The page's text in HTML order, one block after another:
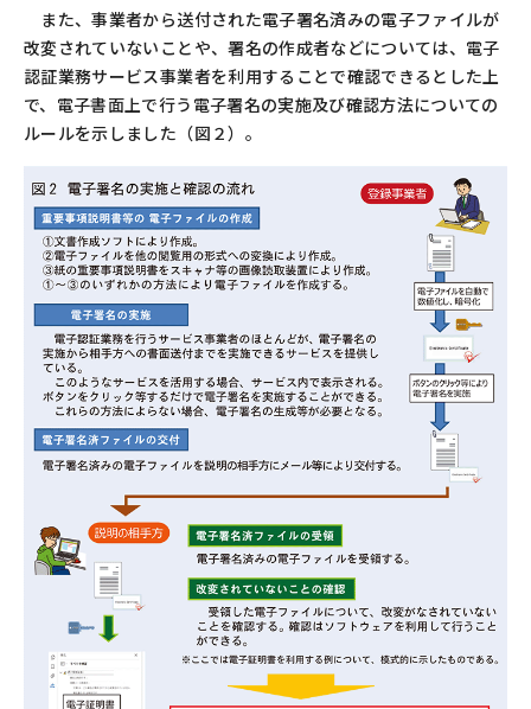
また、事業者から送付された電子署名済みの電子ファイルが
改変されていないことや、署名の作成者などについては、電子
認証業務サービス事業者を利用することで確認できるとした上
で、電子書面上で行う電子署名の実施及び確認方法についての
ルールを示しました（図２）。